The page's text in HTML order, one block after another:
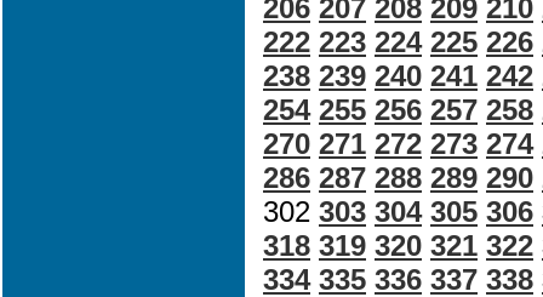
206 207 208 209 210
222 223 224 225 226
238 239 240 241 242
254 255 256 257 258
270 271 272 273 274
286 287 288 289 290
302 303 304 305 306
318 319 320 321 322
334 335 336 337 338